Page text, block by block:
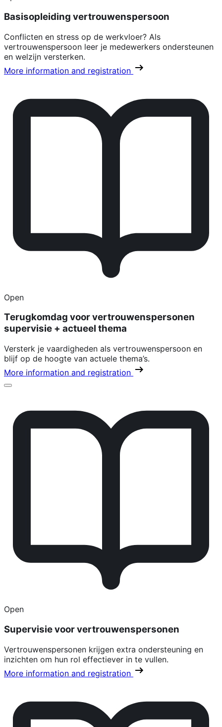
Basisopleiding vertrouwenspersoon
Conflicten en stress op de werkvloer? Als
vertrouwenspersoon leer je medewerkers ondersteunen
en welzijn versterken.
More information and registration
Open
Terugkomdag voor vertrouwenspersonen
supervisie + actueel thema
Versterk je vaardigheden als vertrouwenspersoon en
blijf op de hoogte van actuele thema’s.
More information and registration
Open
Supervisie voor vertrouwenspersonen
Vertrouwenspersonen krijgen extra ondersteuning en
inzichten om hun rol effectiever in te vullen.
More information and registration